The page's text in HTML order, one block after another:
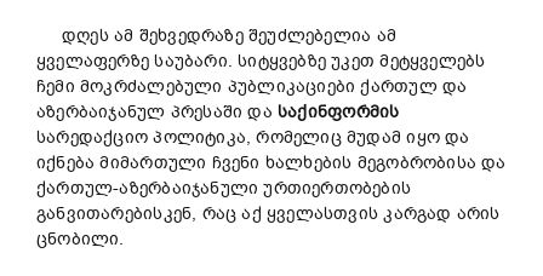
დღეს ამ შეხვედრაზე შეუძლებელია ამ
ყველაფერზე საუბარი. სიტყვებზე უკეთ მეტყველებს
ჩემი მოკრძალებული პუბლიკაციები ქართულ და
აზერბაიჯანულ პრესაში დასაქინფორმის
სარედაქციო პოლიტიკა, რომელიც მუდამ იყო და
იქნება მიმართული ჩვენი ხალხების მეგობრობისა და
ქართულ-აზერბაიჯანული ურთიერთობების
განვითარებისკენ, რაც აქ ყველასთვის კარგად არის
ცნობილი.